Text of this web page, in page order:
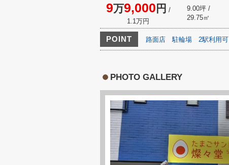
9万9,000 円 /
1.1万円
9.00坪 /
29.75㎡
POINT 路面店 駐輪場 2駅利用可
PHOTO GALLERY